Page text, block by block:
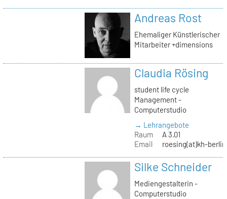
Andreas Rost
Ehemaliger Künstlerischer
Mitarbeiter +dimensions
Claudia Rösing
student life cycle
Management -
Computerstudio
→ Lehrangebote
Raum
A 3.01
Email
roesing(at)kh-
Silke Schneider
Mediengestalterin -
Computerstudio